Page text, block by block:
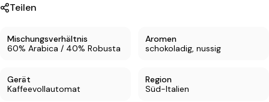
Teilen
Mischungsverhältnis
60% Arabica / 40% Robusta
Aromen
schokoladig, nussig
Gerät
Kaffeevollautomat
Region
Süd-Italien